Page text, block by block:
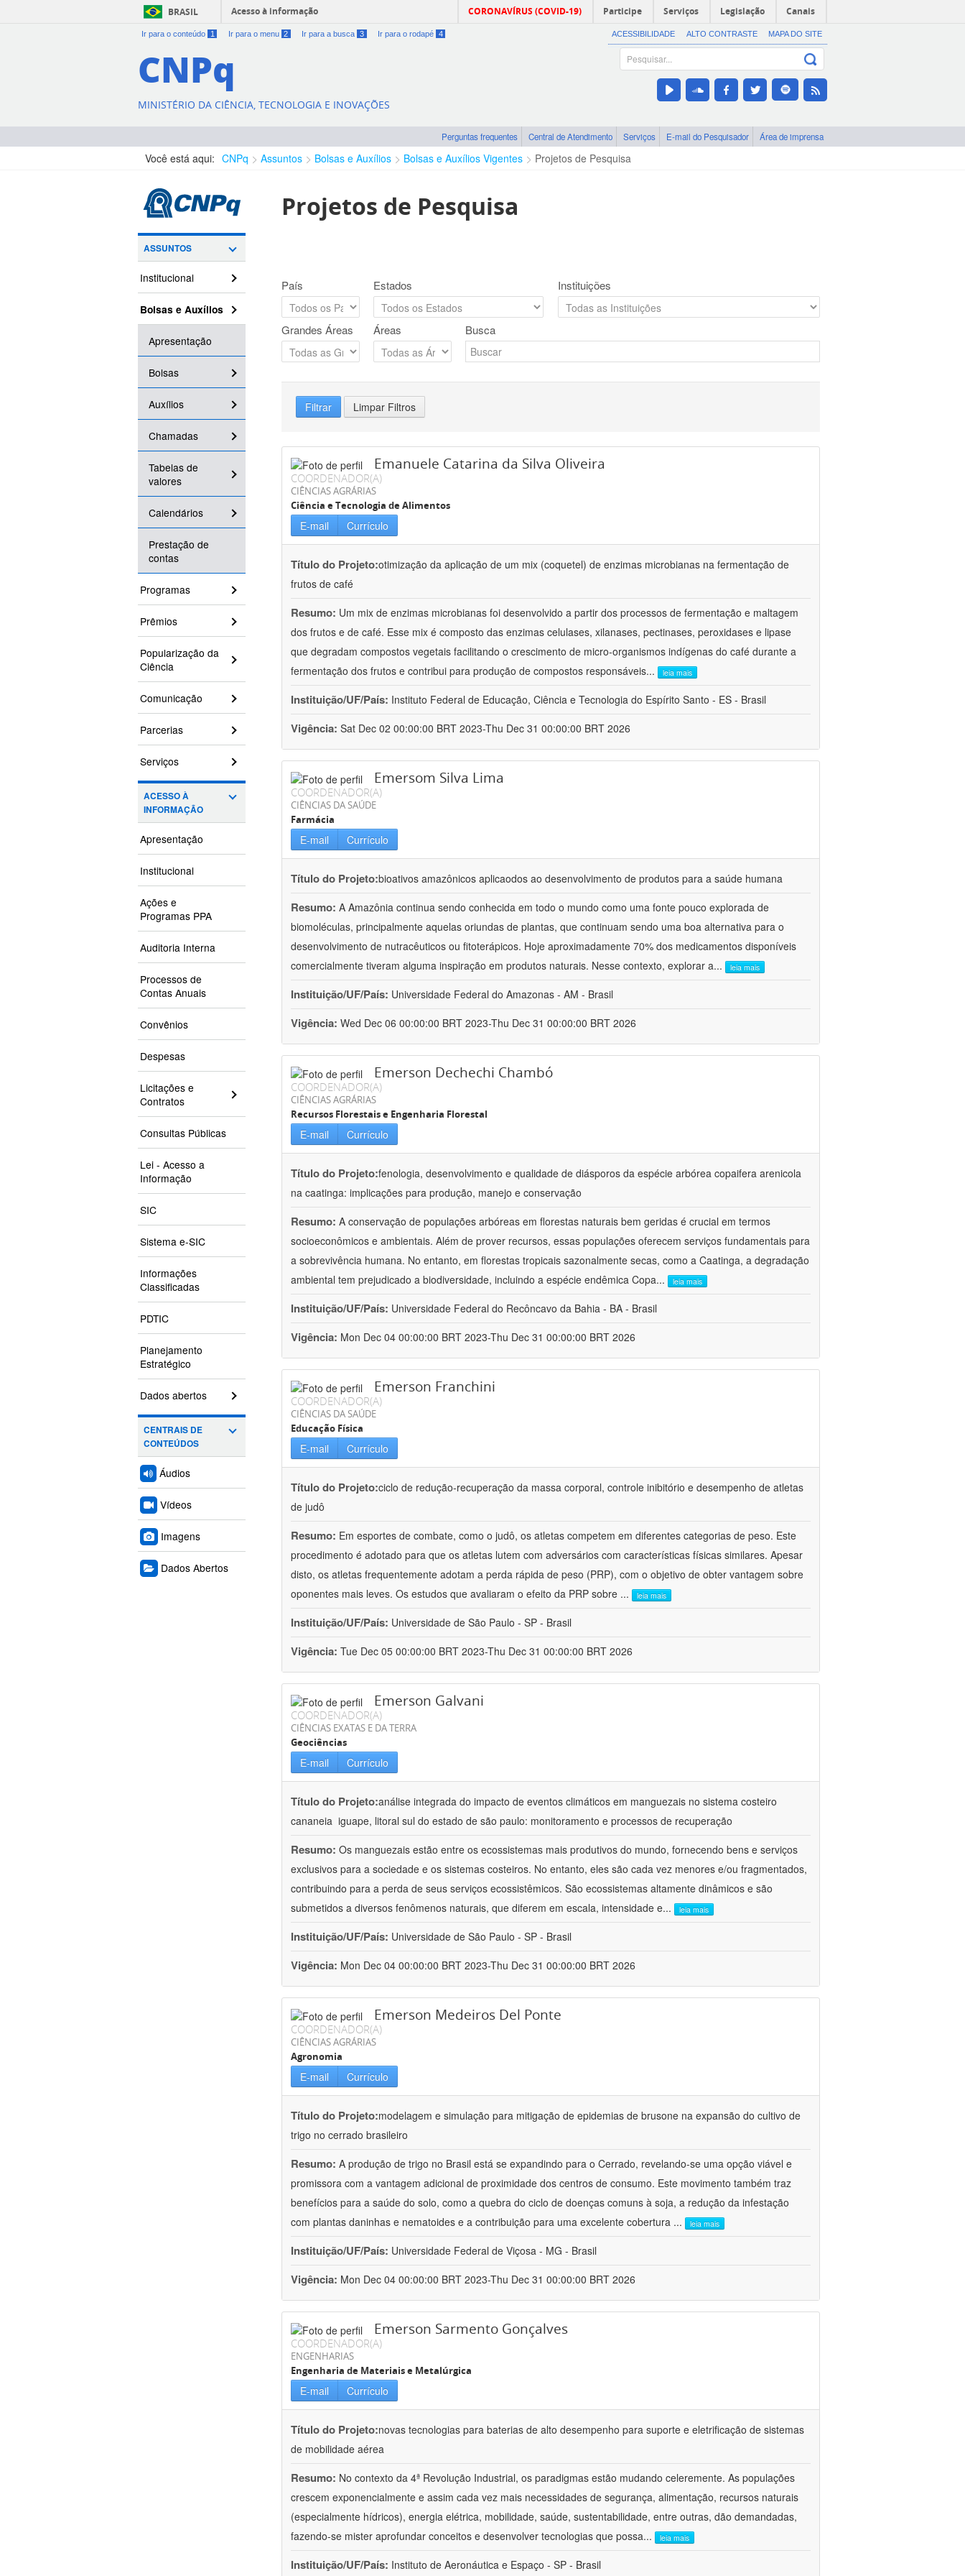
BRASIL Acesso à informação CORONAVÍRUS (COVID-19) Participe Serviços Legislação Canais
Ir para o conteúdo 1 Ir para o menu 2 Ir para a busca 3 Ir para o rodapé 4 ACESSIBILIDADE ALTO CONTRASTE MAPA DO SITE
CNPq
MINISTÉRIO DA CIÊNCIA, TECNOLOGIA E INOVAÇÕES
Perguntas frequentes Central de Atendimento Serviços E-mail do Pesquisador Área de imprensa
Você está aqui: CNPq Assuntos Bolsas e Auxílios Bolsas e Auxílios Vigentes Projetos de Pesquisa
ASSUNTOS
Institucional
Bolsas e Auxílios
Apresentação
Bolsas
Auxílios
Chamadas
Tabelas de
valores
Calendários
Prestação de
contas
Programas
Prêmios
Popularização da
Ciência
Comunicação
Parcerias
Serviços
ACESSO À
INFORMAÇÃO
Apresentação
Institucional
Ações e
Programas PPA
Auditoria Interna
Processos de
Contas Anuais
Convênios
Despesas
Licitações e
Contratos
Consultas Públicas
Lei - Acesso a
Informação
SIC
Sistema e-SIC
Informações
Classificadas
PDTIC
Planejamento
Estratégico
Dados abertos
CENTRAIS DE
CONTEÚDOS
Áudios
Vídeos
Imagens
Dados Abertos
Projetos de Pesquisa
País Estados Instituições
Grandes Áreas Áreas Busca
Filtrar Limpar Filtros
Emanuele Catarina da Silva Oliveira
COORDENADOR(A)
CIÊNCIAS AGRÁRIAS
Ciência e Tecnologia de Alimentos
E-mail Currículo
Título do Projeto:otimização da aplicação de um mix (coquetel) de enzimas microbianas na fermentação de
frutos de café
Resumo: Um mix de enzimas microbianas foi desenvolvido a partir dos processos de fermentação e maltagem
dos frutos e de café. Esse mix é composto das enzimas celulases, xilanases, pectinases, peroxidases e lipase
que degradam compostos vegetais facilitando o crescimento de micro-organismos indígenas do café durante a
fermentação dos frutos e contribui para produção de compostos responsáveis... leia mais
Instituição/UF/País: Instituto Federal de Educação, Ciência e Tecnologia do Espírito Santo - ES - Brasil
Vigência: Sat Dec 02 00:00:00 BRT 2023-Thu Dec 31 00:00:00 BRT 2026
Emersom Silva Lima
COORDENADOR(A)
CIÊNCIAS DA SAÚDE
Farmácia
E-mail Currículo
Título do Projeto:bioativos amazônicos aplicaodos ao desenvolvimento de produtos para a saúde humana
Resumo: A Amazônia continua sendo conhecida em todo o mundo como uma fonte pouco explorada de
biomoléculas, principalmente aquelas oriundas de plantas, que continuam sendo uma boa alternativa para o
desenvolvimento de nutracêuticos ou fitoterápicos. Hoje aproximadamente 70% dos medicamentos disponíveis
comercialmente tiveram alguma inspiração em produtos naturais. Nesse contexto, explorar a... leia mais
Instituição/UF/País: Universidade Federal do Amazonas - AM - Brasil
Vigência: Wed Dec 06 00:00:00 BRT 2023-Thu Dec 31 00:00:00 BRT 2026
Emerson Dechechi Chambó
COORDENADOR(A)
CIÊNCIAS AGRÁRIAS
Recursos Florestais e Engenharia Florestal
E-mail Currículo
Título do Projeto:fenologia, desenvolvimento e qualidade de diásporos da espécie arbórea copaifera arenicola
na caatinga: implicações para produção, manejo e conservação
Resumo: A conservação de populações arbóreas em florestas naturais bem geridas é crucial em termos
socioeconômicos e ambientais. Além de prover recursos, essas populações oferecem serviços fundamentais para
a sobrevivência humana. No entanto, em florestas tropicais sazonalmente secas, como a Caatinga, a degradação
ambiental tem prejudicado a biodiversidade, incluindo a espécie endêmica Copa... leia mais
Instituição/UF/País: Universidade Federal do Recôncavo da Bahia - BA - Brasil
Vigência: Mon Dec 04 00:00:00 BRT 2023-Thu Dec 31 00:00:00 BRT 2026
Emerson Franchini
COORDENADOR(A)
CIÊNCIAS DA SAÚDE
Educação Física
E-mail Currículo
Título do Projeto:ciclo de redução-recuperação da massa corporal, controle inibitório e desempenho de atletas
de judô
Resumo: Em esportes de combate, como o judô, os atletas competem em diferentes categorias de peso. Este
procedimento é adotado para que os atletas lutem com adversários com características físicas similares. Apesar
disto, os atletas frequentemente adotam a perda rápida de peso (PRP), com o objetivo de obter vantagem sobre
oponentes mais leves. Os estudos que avaliaram o efeito da PRP sobre ... leia mais
Instituição/UF/País: Universidade de São Paulo - SP - Brasil
Vigência: Tue Dec 05 00:00:00 BRT 2023-Thu Dec 31 00:00:00 BRT 2026
Emerson Galvani
COORDENADOR(A)
CIÊNCIAS EXATAS E DA TERRA
Geociências
E-mail Currículo
Título do Projeto:análise integrada do impacto de eventos climáticos em manguezais no sistema costeiro
cananeia  iguape, litoral sul do estado de são paulo: monitoramento e processos de recuperação
Resumo: Os manguezais estão entre os ecossistemas mais produtivos do mundo, fornecendo bens e serviços
exclusivos para a sociedade e os sistemas costeiros. No entanto, eles são cada vez menores e/ou fragmentados,
contribuindo para a perda de seus serviços ecossistêmicos. São ecossistemas altamente dinâmicos e são
submetidos a diversos fenômenos naturais, que diferem em escala, intensidade e... leia mais
Instituição/UF/País: Universidade de São Paulo - SP - Brasil
Vigência: Mon Dec 04 00:00:00 BRT 2023-Thu Dec 31 00:00:00 BRT 2026
Emerson Medeiros Del Ponte
COORDENADOR(A)
CIÊNCIAS AGRÁRIAS
Agronomia
E-mail Currículo
Título do Projeto:modelagem e simulação para mitigação de epidemias de brusone na expansão do cultivo de
trigo no cerrado brasileiro
Resumo: A produção de trigo no Brasil está se expandindo para o Cerrado, revelando-se uma opção viável e
promissora com a vantagem adicional de proximidade dos centros de consumo. Este movimento também traz
benefícios para a saúde do solo, como a quebra do ciclo de doenças comuns à soja, a redução da infestação
com plantas daninhas e nematoides e a contribuição para uma excelente cobertura ... leia mais
Instituição/UF/País: Universidade Federal de Viçosa - MG - Brasil
Vigência: Mon Dec 04 00:00:00 BRT 2023-Thu Dec 31 00:00:00 BRT 2026
Emerson Sarmento Gonçalves
COORDENADOR(A)
ENGENHARIAS
Engenharia de Materiais e Metalúrgica
E-mail Currículo
Título do Projeto:novas tecnologias para baterias de alto desempenho para suporte e eletrificação de sistemas
de mobilidade aérea
Resumo: No contexto da 4ª Revolução Industrial, os paradigmas estão mudando celeremente. As populações
crescem exponencialmente e assim cada vez mais necessidades de segurança, alimentação, recursos naturais
(especialmente hídricos), energia elétrica, mobilidade, saúde, sustentabilidade, entre outras, dão demandadas,
fazendo-se mister aprofundar conceitos e desenvolver tecnologias que possa... leia mais
Instituição/UF/País: Instituto de Aeronáutica e Espaço - SP - Brasil